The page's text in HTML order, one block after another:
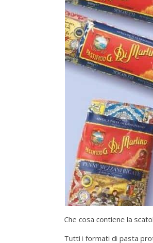
Che cosa contiene la
Tutti i formati di pasta